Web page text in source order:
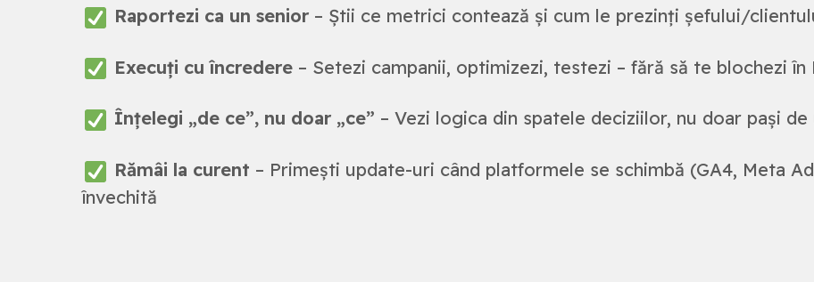
Raportezi ca un senior – Știi ce metrici contează și cum le prezinți șefului/
Execuți cu încredere – Setezi campanii, optimizezi, testezi – fără să te blochezi
Înțelegi „de ce”, nu doar „ce” – Vezi logica din spatele deciziilor, nu doar pași
Rămâi la curent – Primești update-uri când platformele se schimbă (GA4, Meta
învechită